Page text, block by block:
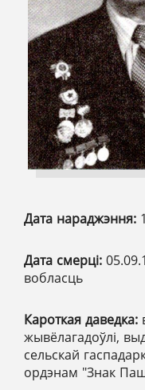
Дата нараджэння:
Дата смерці:
вобласць
Кароткая даведка:
жывёлагадоўлі,
сельскай
ордэнам "Знак